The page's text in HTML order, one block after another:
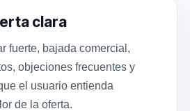
clara
fuerte, bajada comercial,
objeciones frecuentes y
el usuario entienda
de la oferta.